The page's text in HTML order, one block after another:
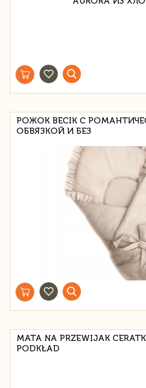
РОЖОК BECIK С
ОБВЯЗКОЙ И БЕЗ
MATA NA PRZEWIJAK
PODKŁAD